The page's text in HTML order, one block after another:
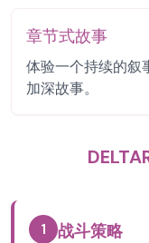
章节式故事
体验一个持续的叙
加深故事。
1 战斗策略